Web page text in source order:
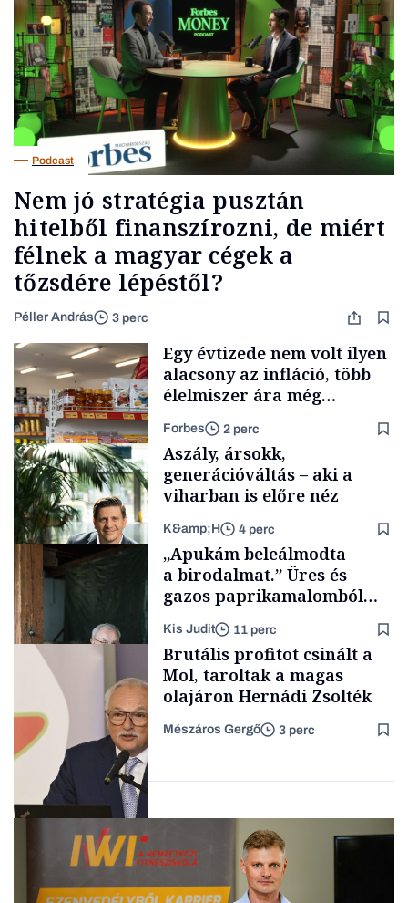
Podcast
Nem jó stratégia pusztán
hitelből finanszírozni, de miért
félnek a magyar cégek a
tőzsdére lépéstől?
Péller András 3 perc
Makro
Egy évtizede nem volt ilyen
alacsony az infláció, több
élelmiszer ára még
rohamosan csökken is
Forbes 2 perc
TÁMOGATÓI
TARTALOM
Aszály, ársokk,
generációváltás – aki a
viharban is előre néz
K&amp;H 4 perc
Családi
vállalkozások
„Apukám beleálmodta
a birodalmat.” Üres és
gazos paprikamalomból
lett az igazi családi
fűszersztori
Kis Judit 11 perc
Befektetés
Brutális profitot csinált a
Mol, taroltak a magas
olajáron Hernádi Zsolték
Mészáros Gergő 3 perc